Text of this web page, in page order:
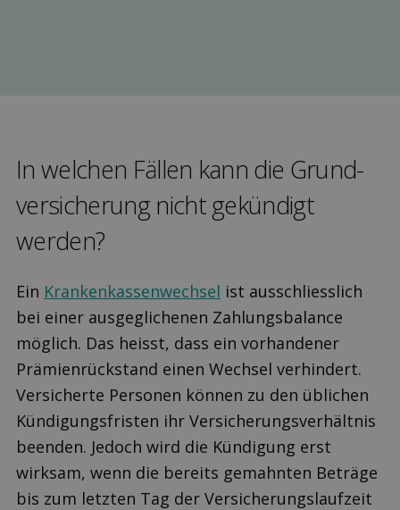
In welchen Fällen kann die Grund­
versicherung nicht gekündigt
werden?
Ein Krankenkassenwechsel ist ausschliesslich
bei einer ausgeglichenen Zahlungsbalance
möglich. Das heisst, dass ein vorhandener
Prämienrückstand einen Wechsel verhindert.
Versicherte Personen können zu den üblichen
Kündigungsfristen ihr Versicherungsverhältnis
beenden. Jedoch wird die Kündigung erst
wirksam, wenn die bereits gemahnten Beträge
bis zum letzten Tag der Versicherungslaufzeit